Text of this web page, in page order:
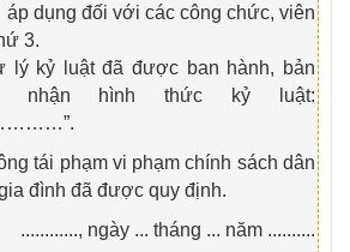
đối với các công chức, viên
3.
lý kỷ luật đã được ban hành, bản
nhận hình thức kỷ luật:
tái phạm vi phạm chính sách dân
đình đã được quy định.
............, ngày ... tháng ... năm ..........